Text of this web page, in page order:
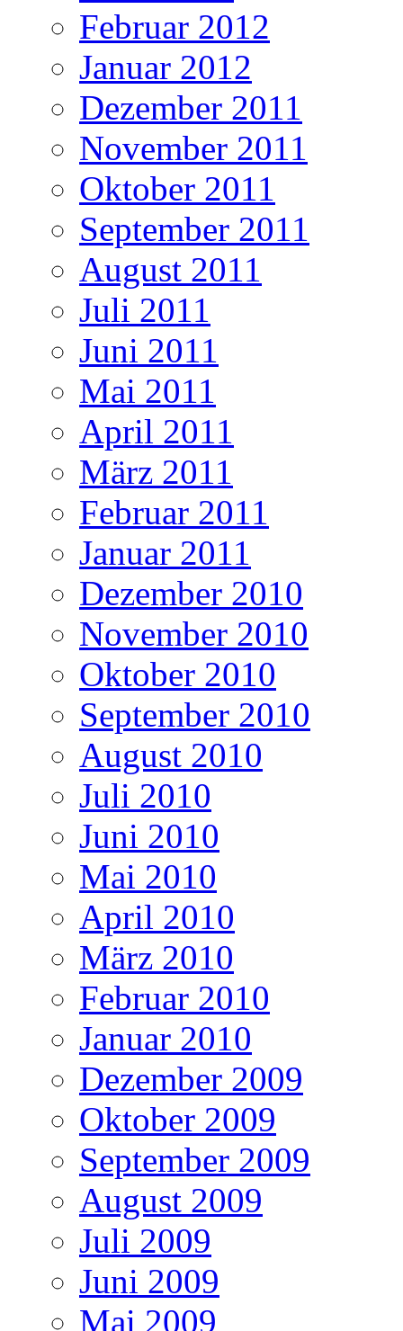
Februar 2012
Januar 2012
Dezember 2011
November 2011
Oktober 2011
September 2011
August 2011
Juli 2011
Juni 2011
Mai 2011
April 2011
März 2011
Februar 2011
Januar 2011
Dezember 2010
November 2010
Oktober 2010
September 2010
August 2010
Juli 2010
Juni 2010
Mai 2010
April 2010
März 2010
Februar 2010
Januar 2010
Dezember 2009
Oktober 2009
September 2009
August 2009
Juli 2009
Juni 2009
Mai 2009